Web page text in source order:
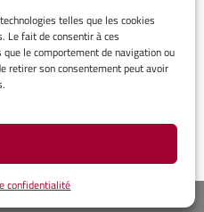
telles que les cookies
Le fait de consentir à ces
le comportement de navigation ou
retirer son consentement peut avoir
confidentialité
LÉGALES